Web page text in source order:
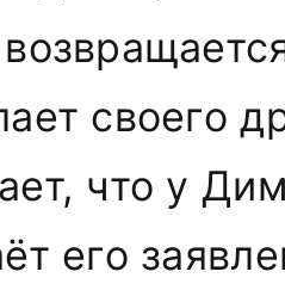
своего
что у
его